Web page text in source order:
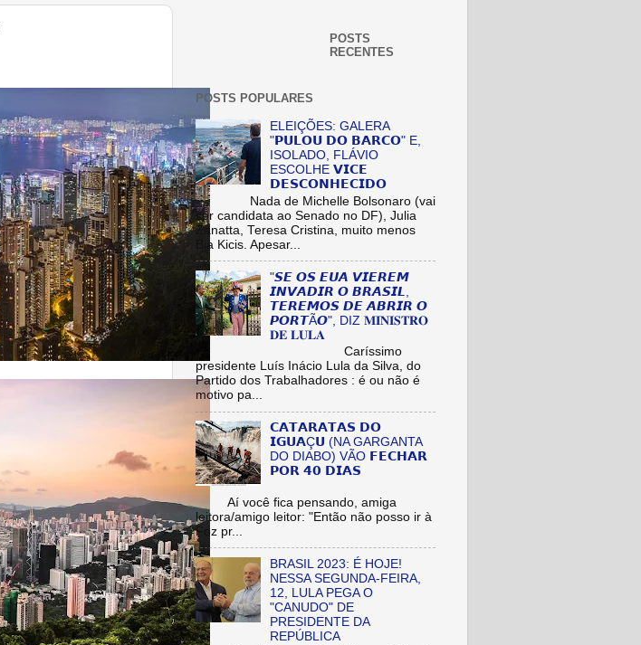
POSTS
RECENTES
POSTS POPULARES
ELEIÇÕES: GALERA
"𝗣𝗨𝗟𝗢𝗨 𝗗𝗢 𝗕𝗔𝗥𝗖𝗢" E,
ISOLADO, FLÁVIO
ESCOLHE 𝗩𝗜𝗖𝗘
𝗗𝗘𝗦𝗖𝗢𝗡𝗛𝗘𝗖𝗜𝗗𝗢
Nada de Michelle Bolsonaro (vai
ser candidata ao Senado no DF), Julia
Zanatta, Teresa Cristina, muito menos
Bia Kicis. Apesar...
"𝙎𝙀 𝙊𝙎 𝙀𝙐𝘼 𝙑𝙄𝙀𝙍𝙀𝙈
𝙄𝙉𝙑𝘼𝘿𝙄𝙍 𝙊 𝘽𝙍𝘼𝙎𝙄𝙇,
𝙏𝙀𝙍𝙀𝙈𝙊𝙎 𝘿𝙀 𝘼𝘽𝙍𝙄𝙍 𝙊
𝙋𝙊𝙍𝙏Ã𝙊", DIZ 𝐌𝐈𝐍𝐈𝐒𝐓𝐑𝐎
𝐃𝐄 𝐋𝐔𝐋𝐀
Caríssimo
presidente Luís Inácio Lula da Silva, do
Partido dos Trabalhadores : é ou não é
motivo pa...
𝗖𝗔𝗧𝗔𝗥𝗔𝗧𝗔𝗦 𝗗𝗢
𝗜𝗚𝗨𝗔Ç𝗨 (NA GARGANTA
DO DIABO) VÃO 𝗙𝗘𝗖𝗛𝗔𝗥
𝗣𝗢𝗥 𝟰𝟬 𝗗𝗜𝗔𝗦
Aí você fica pensando, amiga
leitora/amigo leitor: "Então não posso ir à
Foz pr...
BRASIL 2023: É HOJE!
NESSA SEGUNDA-FEIRA,
12, LULA PEGA O
"CANUDO" DE
PRESIDENTE DA
REPÚBLICA